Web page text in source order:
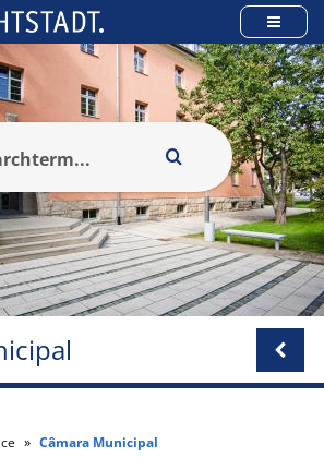
Câmara Municipal
panel